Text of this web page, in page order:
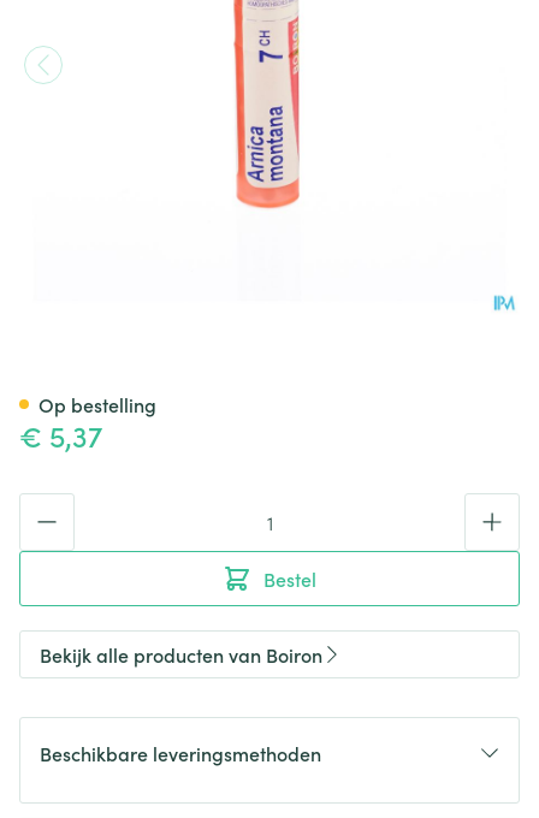
€ 5,37
Bestel
Op bestelling
Bekijk alle producten van Boiron
Beschikbare leveringsmethoden